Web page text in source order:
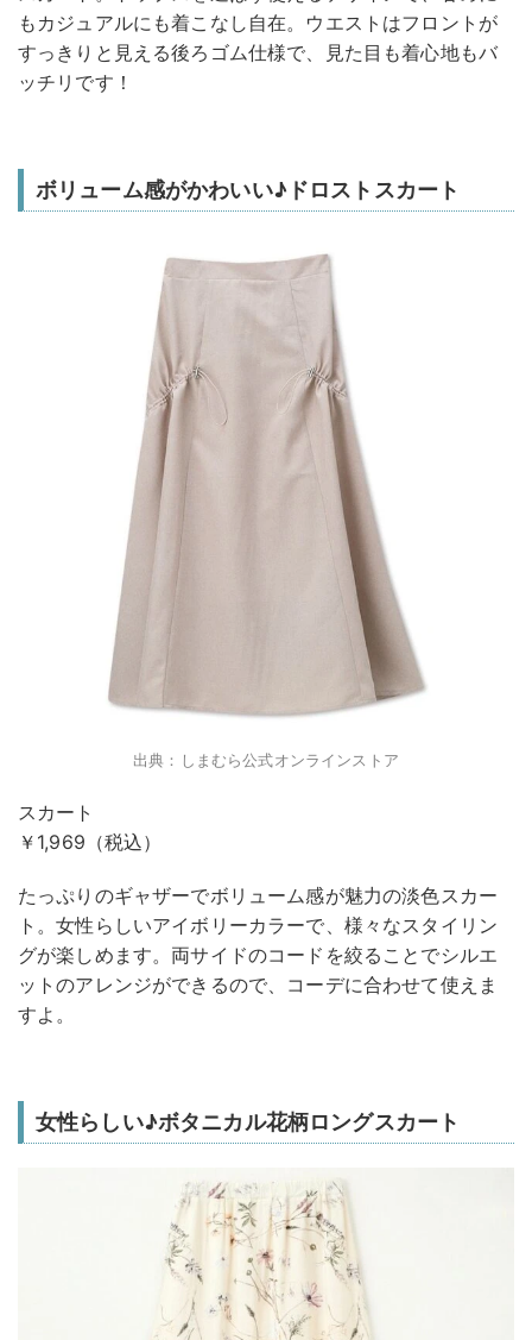
もカジュアルにも着こなし自在。ウエストはフロントが
すっきりと見える後ろゴム仕様で、見た目も着心地もバ
ッチリです！
ボリューム感がかわいい♪ドロストスカート
出典：しまむら公式オンラインストア
スカート
￥1,969（税込）
たっぷりのギャザーでボリューム感が魅力の淡色スカー
ト。女性らしいアイボリーカラーで、様々なスタイリン
グが楽しめます。両サイドのコードを絞ることでシルエ
ットのアレンジができるので、コーデに合わせて使えま
すよ。
女性らしい♪ボタニカル花柄ロングスカート